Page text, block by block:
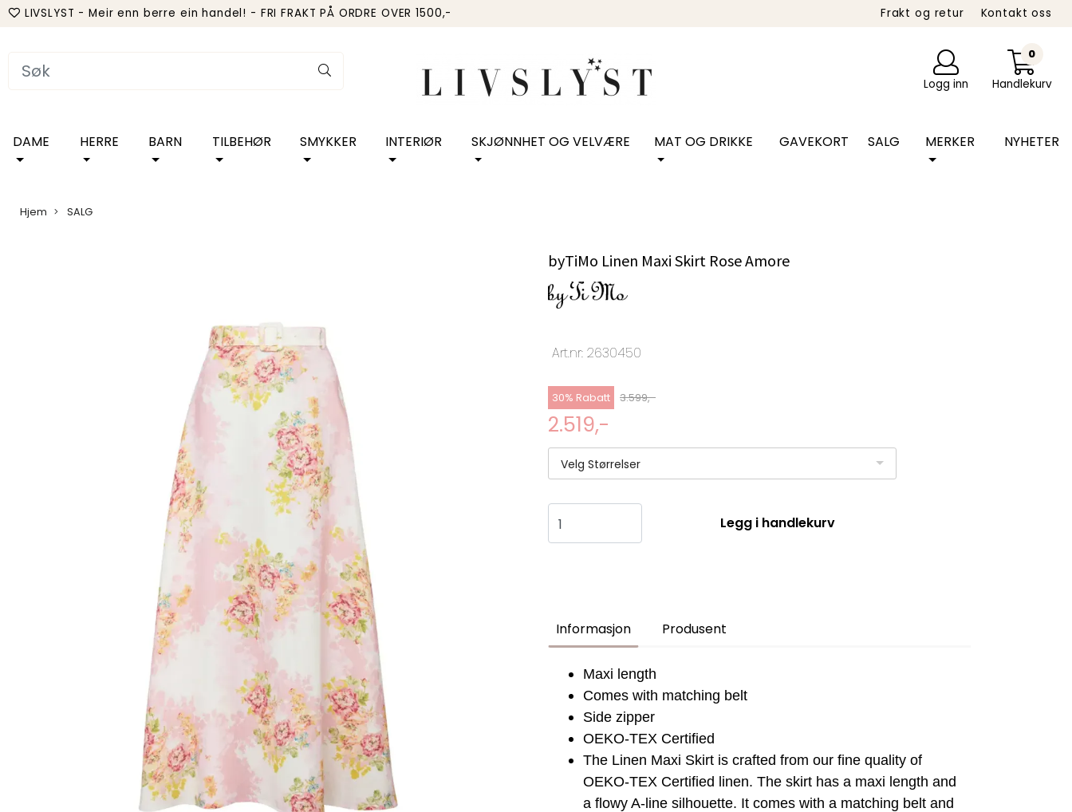
LIVSLYST - Meir enn berre ein handel! - FRI FRAKT PÅ ORDRE OVER 1500,- Frakt og retur Kontakt oss
Logg inn
0
Handlekurv
DAME HERRE BARN TILBEHØR SMYKKER INTERIØR SKJØNNHET OG VELVÆRE MAT OG DRIKKE GAVEKORT SALG MERKER NYHETER
Hjem SALG
byTiMo Linen Maxi Skirt Rose Amore
Art.nr: 2630450
30% Rabatt 3.599,-
2.519,-
Velg Størrelser
Legg i handlekurv
Informasjon Produsent
Maxi length
Comes with matching belt
Side zipper
OEKO-TEX Certified
The Linen Maxi Skirt is crafted from our fine quality of
OEKO-TEX Certified linen. The skirt has a maxi length and
a flowy A-line silhouette. It comes with a matching belt and